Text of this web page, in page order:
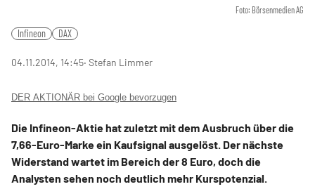
Foto: Börsenmedien AG
Infineon DAX
04.11.2014, 14:45‧ Stefan Limmer
DER AKTIONÄR bei Google bevorzugen
Die Infineon-Aktie hat zuletzt mit dem Ausbruch über die
7,66-Euro-Marke ein Kaufsignal ausgelöst. Der nächste
Widerstand wartet im Bereich der 8 Euro, doch die
Analysten sehen noch deutlich mehr Kurspotenzial.